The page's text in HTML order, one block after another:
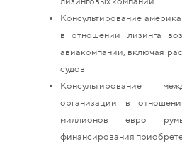
Консультирование
в отношении лизинга
авиакомпании, включая
судов
Консультирование
организации в
миллионов евро
финансирования